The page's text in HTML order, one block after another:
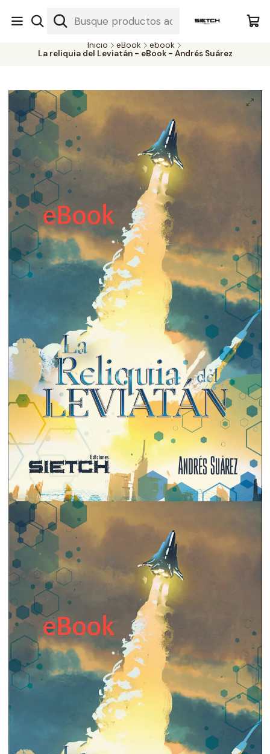
Nuestra librería - Serrano 317 local 3 - Limache.
#SomospartedelSietch
Inicio eBook
ebook
La reliquia del Leviatán - eBook - Andrés Suárez